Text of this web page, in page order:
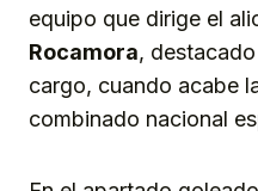
equipo que dirige el
Rocamora,
cargo, cuando acabe
combinado nacional